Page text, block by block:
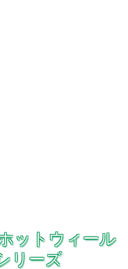
ットウィール
リーズ